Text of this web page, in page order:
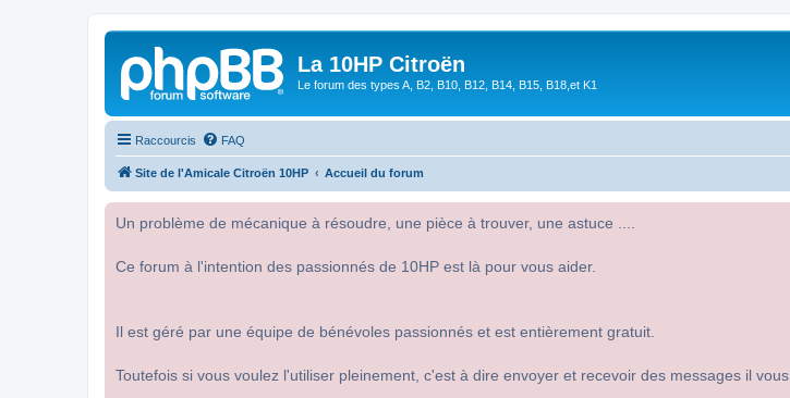
La 10HP Citroën
Le forum des types A, B2, B10, B12, B14, B15, B18,et K1
Raccourcis FAQ
Site de l'Amicale Citroën 10HP Accueil du forum
Un problème de mécanique à résoudre, une pièce à trouver, une astuce ....
Ce forum à l'intention des passionnés de 10HP est là pour vous aider.
Il est géré par une équipe de bénévoles passionnés et est entièrement gratuit.
Toutefois si vous voulez l'utiliser pleinement, c'est à dire envoyer et recevoir des messages il